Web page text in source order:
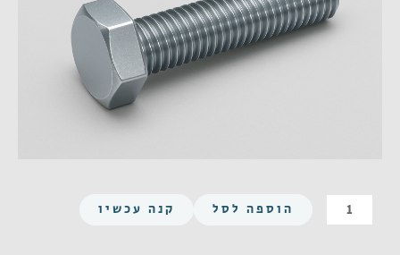
כמות
של
הוספה לסל קנה עכשיו